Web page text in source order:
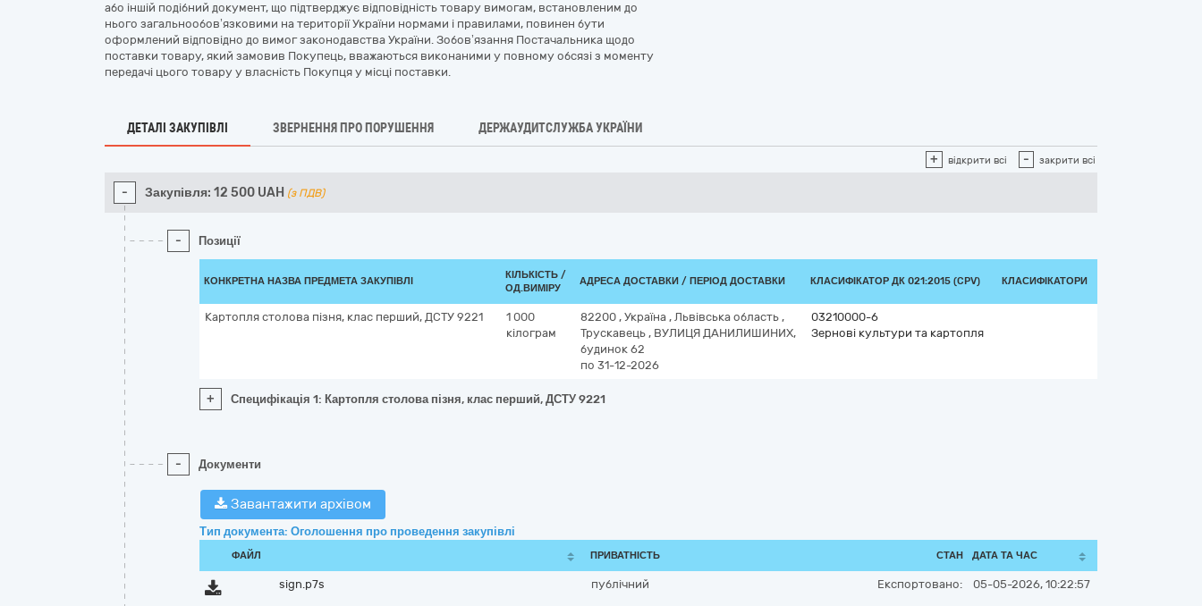
або іншій подібний документ, що підтверджує відповідність товару вимогам, встановленим до
нього загальнообов’язковими на території України нормами і правилами, повинен бути
оформлений відповідно до вимог законодавства України. Зобов’язання Постачальника щодо
поставки товару, який замовив Покупець, вважаються виконаними у повному обсязі з моменту
передачі цього товару у власність Покупця у місці поставки.
ДЕТАЛІ ЗАКУПІВЛІ ЗВЕРНЕННЯ ПРО ПОРУШЕННЯ ДЕРЖАУДИТСЛУЖБА УКРАЇНИ
+ відкрити всі - закрити всі
- Закупівля: 12 500 UAH (з ПДВ)
- Позиції
КОНКРЕТНА НАЗВА ПРЕДМЕТА ЗАКУПІВЛІ
КІЛЬКІСТЬ /
ОД.ВИМІРУ
АДРЕСА ДОСТАВКИ / ПЕРІОД ДОСТАВКИ КЛАСИФІКАТОР ДК 021:2015 (CPV) КЛАСИФІКАТОРИ
Картопля столова пізня, клас перший, ДСТУ 9221
1 000
кілограм
82200 , Україна , Львівська область ,
Трускавець , ВУЛИЦЯ ДАНИЛИШИНИХ,
будинок 62
по 31-12-2026
03210000-6
Зернові культури та картопля
+ Специфікація 1: Картопля столова пізня, клас перший, ДСТУ 9221
- Документи
Завантажити архівом
Тип документа: Оголошення про проведення закупівлі
ФАЙЛ ПРИВАТНІСТЬ СТАН ДАТА ТА ЧАС
sign.p7s публічний Експортовано: 05-05-2026, 10:22:57